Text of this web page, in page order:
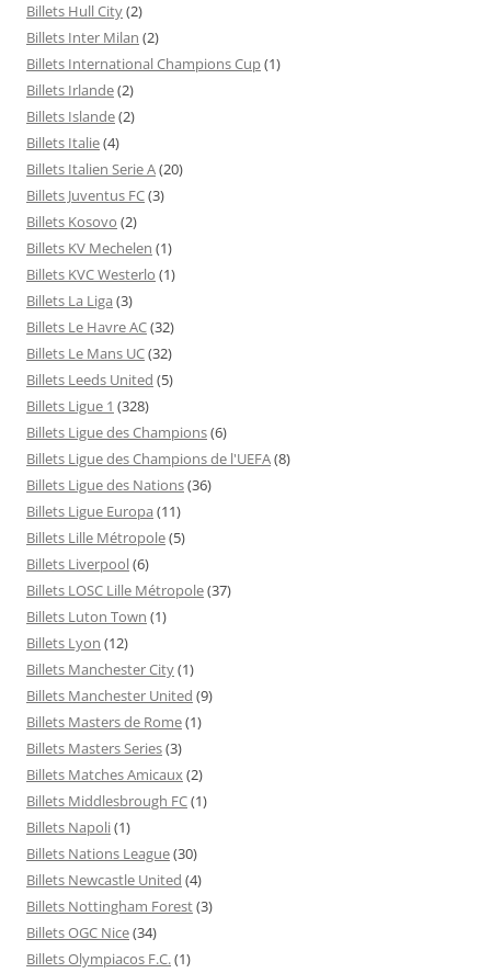
Billets Hull City(2)
Billets Inter Milan (2)
Billets International Champions Cup(1)
Billets Irlande(2)
Billets Islande(2)
Billets Italie(4)
Billets Italien Serie A(20)
Billets Juventus FC(3)
Billets Kosovo (2)
Billets KV Mechelen (1)
Billets KVC Westerlo (1)
Billets La Liga (3)
Billets Le Havre AC(32)
Billets Le Mans UC(32)
Billets Leeds United (5)
Billets Ligue 1 (328)
Billets Ligue des Champions(6)
Billets Ligue des Champions de l'UEFA(8)
Billets Ligue des Nations(36)
Billets Ligue Europa (11)
Billets Lille Métropole(5)
Billets Liverpool(6)
Billets LOSC Lille Métropole(37)
Billets Luton Town (1)
Billets Lyon (12)
Billets Manchester City(1)
Billets Manchester United (9)
Billets Masters de Rome(1)
Billets Masters Series(3)
Billets Matches Amicaux(2)
Billets Middlesbrough FC(1)
Billets Napoli(1)
Billets Nations League(30)
Billets Newcastle United (4)
Billets Nottingham Forest(3)
Billets OGC Nice(34)
Billets Olympiacos F.C.(1)